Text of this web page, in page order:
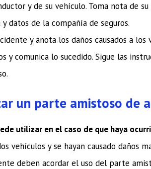
y de su vehículo. Toma nota de
datos de la compañía de seguros.
y anota los daños causados a los
y comunica lo sucedido. Sigue las
un parte amistoso de
utilizar en el caso de que haya
vehículos y se hayan causado daños
deben acordar el uso del parte